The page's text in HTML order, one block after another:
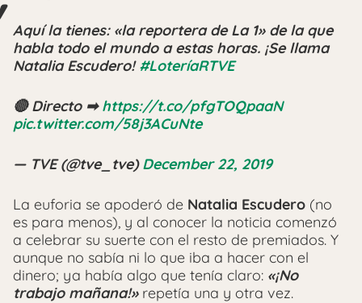
Aquí la tienes: «la reportera de La 1» de la que
habla todo el mundo a estas horas. ¡Se llama
Natalia Escudero!#LoteríaRTVE
🔴 Directo ➡https://t.co/pfgTOQpaaN
pic.twitter.com/58j3ACuNte
— TVE (@tve_tve)December 22, 2019
La euforia se apoderó de Natalia Escudero (no
es para menos), y al conocer la noticia comenzó
a celebrar su suerte con el resto de premiados. Y
aunque no sabía ni lo que iba a hacer con el
dinero; ya había algo que tenía claro: «¡No
trabajo mañana!»repetía una y otra vez.